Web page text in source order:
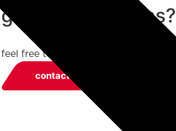
got any questions?
feel free to contact us
contact